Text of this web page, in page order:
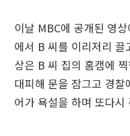
이날 MBC에 공개된 영
에서 B 씨를 이리저리 끌
상은 B 씨 집의 홈캠에
대피해 문을 잠그고 경
어가 욕설을 하며 또다시